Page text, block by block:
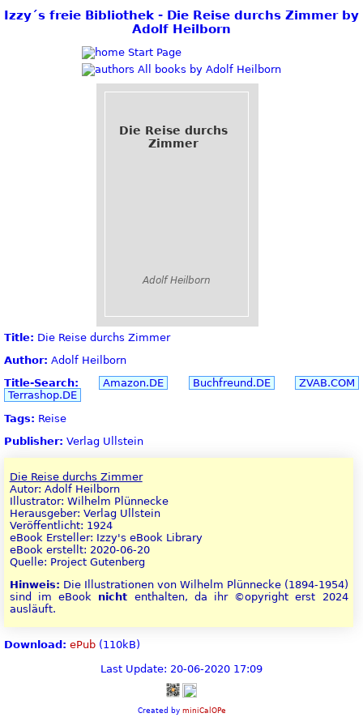
Izzy´s freie Bibliothek - Die Reise durchs Zimmer by
Adolf Heilborn
Start Page
All books by Adolf Heilborn
Die Reise durchs
Zimmer
Adolf Heilborn
Title: Die Reise durchs Zimmer
Author: Adolf Heilborn
Title-Search:
Amazon.DE Buchfreund.DE
ZVAB.COM
Terrashop.DE
Tags: Reise
Publisher: Verlag Ullstein
Die Reise durchs Zimmer
Autor: Adolf Heilborn
Illustrator: Wilhelm Plünnecke
Herausgeber: Verlag Ullstein
Veröffentlicht: 1924
eBook Ersteller: Izzy's eBook Library
eBook erstellt: 2020-06-20
Quelle: Project Gutenberg
Hinweis: Die Illustrationen von Wilhelm Plünnecke (1894-1954)
sind im eBook nicht enthalten, da ihr ©opyright erst 2024
ausläuft.
Download: ePub (110kB)
Last Update: 20-06-2020 17:09
Created by miniCalOPe